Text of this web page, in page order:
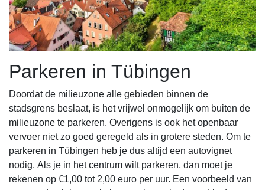
Parkeren in Tübingen
Doordat de milieuzone alle gebieden binnen de
stadsgrens beslaat, is het vrijwel onmogelijk om buiten de
milieuzone te parkeren. Overigens is ook het openbaar
vervoer niet zo goed geregeld als in grotere steden. Om te
parkeren in Tübingen heb je dus altijd een autovignet
nodig. Als je in het centrum wilt parkeren, dan moet je
rekenen op €1,00 tot 2,00 euro per uur. Een voorbeeld van